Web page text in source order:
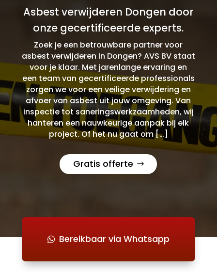
Asbest verwijderen Dongen door
onze gecertificeerde experts.
Zoek je een betrouwbare partner voor
asbest verwijderen in Dongen? AVS BV staat
voor je klaar. Met jarenlange ervaring en
een team van gecertificeerde professionals
zorgen we voor een veilige verwijdering en
afvoer van asbest uit jouw omgeving. Van
inspectie tot saneringswerkzaamheden, wij
hanteren een nauwkeurige aanpak bij elk
project. Of het nu gaat om […]
Gratis offerte
Bereikbaar via Whatsapp